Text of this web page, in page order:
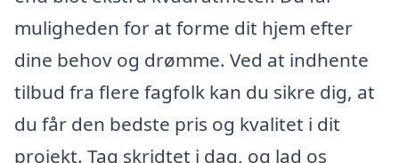
muligheden for at forme dit hjem efter
dine behov og drømme. Ved at indhente
tilbud fra flere fagfolk kan du sikre dig, at
du får den bedste pris og kvalitet i dit
projekt. Tag skridtet i dag, og lad os